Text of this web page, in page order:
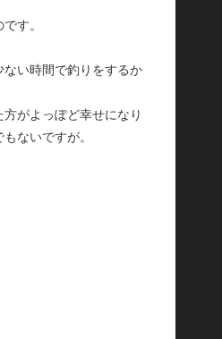
す。
い時間で釣りをするか
がよっぽど幸せになり
ないですが。